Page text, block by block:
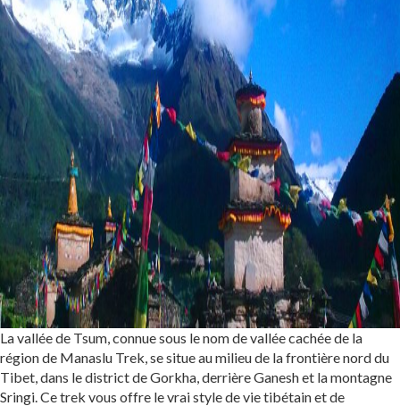
La vallée de Tsum, connue sous le nom de vallée cachée de la
région de Manaslu Trek, se situe au milieu de la frontière nord du
Tibet, dans le district de Gorkha, derrière Ganesh et la montagne
Sringi. Ce trek vous offre le vrai style de vie tibétain et de